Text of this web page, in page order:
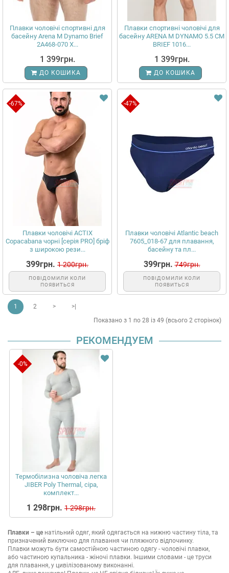
Плавки чоловічі спортивні для
басейну Arena M Dynamo Brief
2A468-070 X...
1 399грн.
ДО КОШИКА
Плавки спортивні чоловічі для
басейну ARENA M DYNAMO 5.5 CM
BRIEF 1016...
1 399грн.
ДО КОШИКА
-67%
Плавки чоловічі ACTIX
Copacabana чорні [серія PRO] бріф
з широкою рези...
399грн. 1 200грн.
ПОВІДОМИЛИ КОЛИ
ПОЯВИТЬСЯ
-47%
Плавки чоловічі Atlantic beach
7605_018-67 для плавання,
басейну та пл...
399грн. 749грн.
ПОВІДОМИЛИ КОЛИ
ПОЯВИТЬСЯ
1 2 >
>|
Показано з 1 по 28 із 49 (всього 2 сторінок)
РЕКОМЕНДУЕМ
-0%
Термобілизна чоловіча легка
JIBER Poly Thermal, сіра,
комплект...
1 298грн. 1 298грн.
Плавки – це натільний одяг, який одягається на нижню частину тіла, та
призначений виключно для плавання чи пляжного відпочинку.
Плавки можуть бути самостійною частиною одягу - чоловічі плавки,
або частиною купальника - жіночі плавки. Іншими словами - це труси
для плавання, у цивілізованому виконанні.